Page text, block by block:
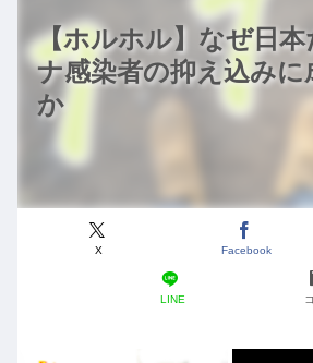
【ホルホル】なぜ日本
ナ感染者の抑え込みに
か
X Facebook
LINE